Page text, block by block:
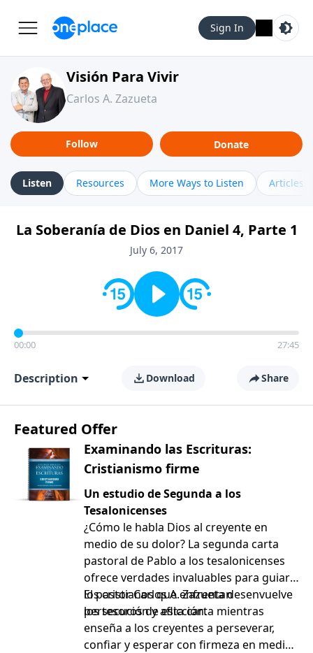
Sign In
Visión Para Vivir
Carlos A. Zazueta
Follow Donate
Listen Resources More Ways to Listen Articles
La Soberanía de Dios en Daniel 4, Parte 1
July 6, 2017
00:00 27:45
Description Download Share
Featured Offer
Examinando las Escrituras:
Cristianismo firme
Un estudio de Segunda a los
Tesalonicenses
¿Cómo le habla Dios al creyente en
medio de su dolor? La segunda carta
pastoral de Pablo a los tesalonicenses
ofrece verdades invaluables para guiar a
los cristianos que enfrentan
persecución y aflicción.
El pastor Carlos A. Zazueta desenvuelve
los tesoros de esta carta mientras
enseña a los creyentes a perseverar,
confiar y esperar con firmeza en medio